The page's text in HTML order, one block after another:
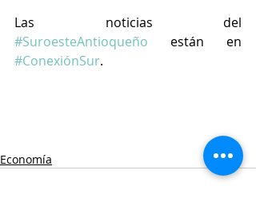
#SuroesteAntioqueño
#ConexiónSur.
Economía